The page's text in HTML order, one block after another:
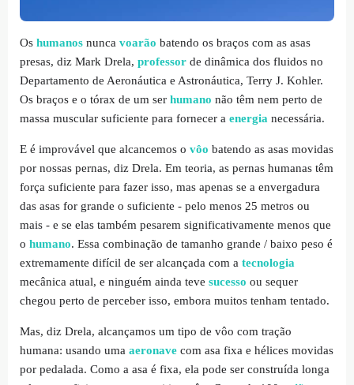
Os humanos nunca voarão batendo os braços com as asas
presas, diz Mark Drela, professor de dinâmica dos fluidos no
Departamento de Aeronáutica e Astronáutica, Terry J. Kohler.
Os braços e o tórax de um ser humano não têm nem perto de
massa muscular suficiente para fornecer a energia necessária.
E é improvável que alcancemos o vôo batendo as asas movidas
por nossas pernas, diz Drela. Em teoria, as pernas humanas têm
força suficiente para fazer isso, mas apenas se a envergadura
das asas for grande o suficiente - pelo menos 25 metros ou
mais - e se elas também pesarem significativamente menos que
o humano. Essa combinação de tamanho grande / baixo peso é
extremamente difícil de ser alcançada com a tecnologia
mecânica atual, e ninguém ainda teve sucesso ou sequer
chegou perto de perceber isso, embora muitos tenham tentado.
Mas, diz Drela, alcançamos um tipo de vôo com tração
humana: usando uma aeronave com asa fixa e hélices movidas
por pedalada. Como a asa é fixa, ela pode ser construída longa